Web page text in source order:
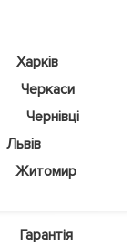
Харків
Черкаси
Чернівці
Львів
Житомир
Гарантія